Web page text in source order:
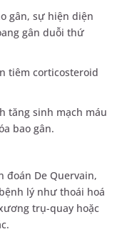
gân, sự hiện diện
gân duỗi thứ
tiêm corticosteroid
tăng sinh mạch máu
bao gân.
đoán De Quervain,
lý như thoái hoá
trụ-quay hoặc